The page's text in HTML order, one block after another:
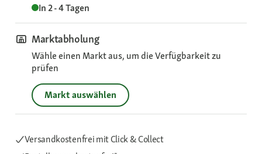
In 2 - 4 Tagen
Marktabholung
Wähle einen Markt aus, um die Verfügbarkeit zu
prüfen
Markt auswählen
Versandkostenfrei mit Click & Collect